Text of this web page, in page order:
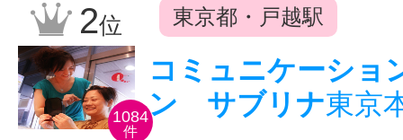
2位 東京都・戸越駅
1084
件
コミュニケーショ
ン サブリナ東京